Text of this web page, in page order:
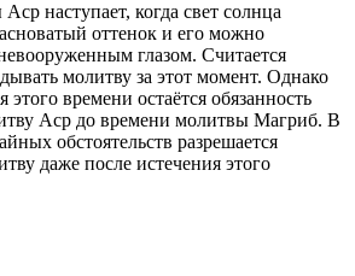
наступает, когда свет солнца
оттенок и его можно
глазом. Считается
молитву за этот момент. Однако
этого времени остаётся обязанность
Аср до времени молитвы Магриб. В
обстоятельств разрешается
даже после истечения этого